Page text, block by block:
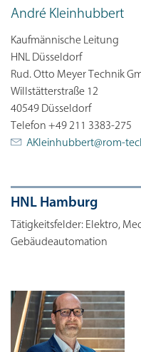
André Kleinhubbert
Kaufmännische Leitung
HNL Düsseldorf
Rud. Otto Meyer Technik
Willstätterstraße 12
40549 Düsseldorf
Telefon +49 211 3383-275
AKleinhubbert@rom-
HNL Hamburg
Tätigkeitsfelder: Elektro,
Gebäudeautomation